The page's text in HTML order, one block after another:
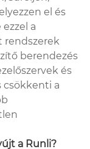
el és
a
rendszerek
berendezés
és
csökkenti a
a Runli?